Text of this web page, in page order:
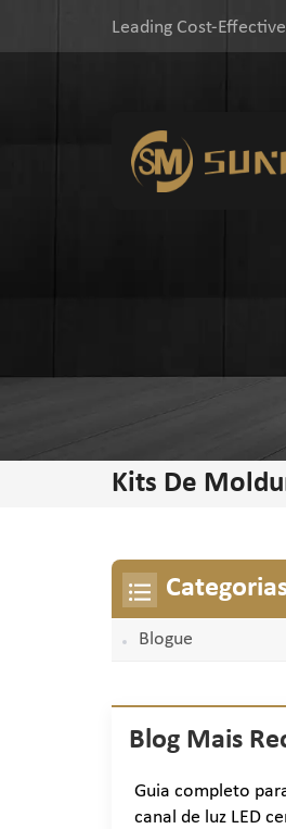
Leading Cost-
Kits De
Blogue
Blog Mais
Guia completo
canal de luz LED